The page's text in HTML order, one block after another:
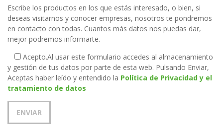
Escribe los productos en los que estás interesado, o bien, si
deseas visitarnos y conocer empresas, nosotros te pondremos
en contacto con todas. Cuantos más datos nos puedas dar,
mejor podremos informarte.
Acepto.Al usar este formulario accedes al almacenamiento
y gestión de tus datos por parte de esta web. Pulsando Enviar,
Aceptas haber leído y entendido la Política de Privacidad y el
tratamiento de datos